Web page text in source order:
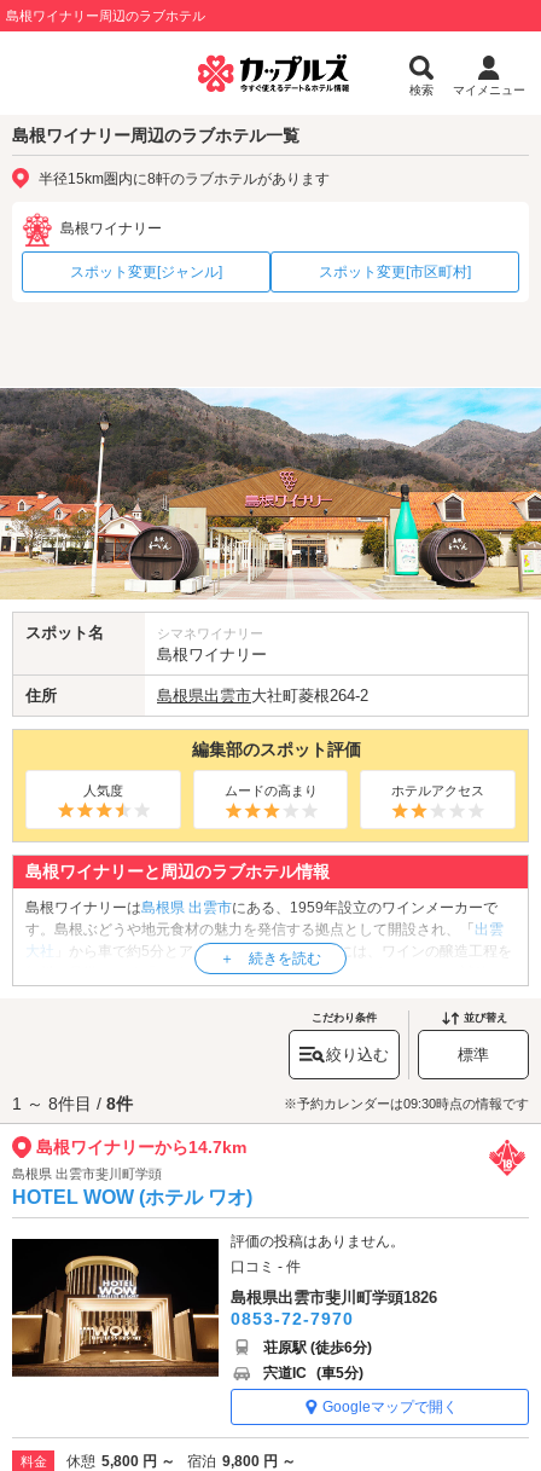
島根ワイナリー周辺のラブホテル
検索 マイメニュー
島根ワイナリー周辺のラブホテル一覧
半径15km圏内に8軒のラブホテルがあります
島根ワイナリー
スポット変更[ジャンル] スポット変更[市区町村]
スポット名 シマネワイナリー
島根ワイナリー
住所 島根県出雲市大社町菱根264-2
編集部のスポット評価
人気度 ムードの高まり ホテルアクセス
島根ワイナリーと周辺のラブホテル情報
島根ワイナリーは島根県 出雲市にある、1959年設立のワインメーカーで
す。島根ぶどうや地元食材の魅力を発信する拠点として開設され、「出雲
大社
」から車で約5分とアクセスも抜群。敷地内には、ワインの醸造工程を
無料で見学できる「ワイン醸造館」や、ワインやぶどうジュースの試飲と
能できる「バーベキューハウス シャトー弥山」など多彩な施設が揃ってい
ます。カップルで訪れれば、美味しいワインやグルメを味わいながら、島
根の恵みを満喫できる特別な時間を過ごせるでしょう。島根ワイナリーで
心も体も満たされるひとときを楽しんでみてはいかがでしょうか。
島根ワイナリーへは、
出雲空港・斐川エリアのラブホテルからもアクセス
が便利です。
こだわり条件
絞り込む
並び替え
標準
1 ～ 8件目 / 8件 ※予約カレンダーは09:30時点の情報です
島根ワイナリーから14.7km
島根県 出雲市斐川町学頭
HOTEL WOW (ホテル ワオ)
評価の投稿はありません。
口コミ - 件
島根県出雲市斐川町学頭1826
0853-72-7970
荘原駅 (徒歩6分)
宍道IC (車5分)
Googleマップで開く
料金 休憩 5,800 円 ～ 宿泊 9,800 円 ～